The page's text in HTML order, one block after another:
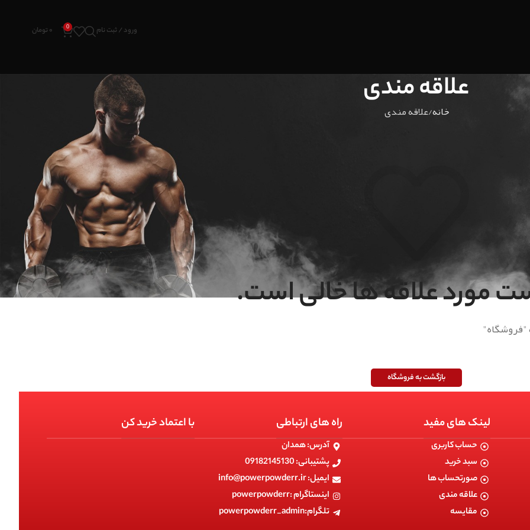
ورود / ثبت نام 0 ۰ تومان
علاقه مندی
خانه علاقه مندی
مورد علاقه ها خالی است.
بازگشت به فروشگاه
لینک های مفید
حساب کاربری
سبد خرید
صورتحساب ها
علاقه مندی
مقایسه
راه های ارتباطی
آدرس: همدان
پشتیبانی: 09182145130
ایمیل: info@powerpowderr.ir
اینستاگرام :powerpowderr
تلگرام:powerpowderr_admin
با اعتماد خرید کن